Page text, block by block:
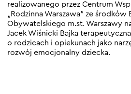
realizowanego przez Centrum
„Rodzinna Warszawa” ze środków
Obywatelskiego m.st. Warszawy
Jacek Wiśnicki Bajka
o rodzicach i opiekunach jako
rozwój emocjonalny dziecka.